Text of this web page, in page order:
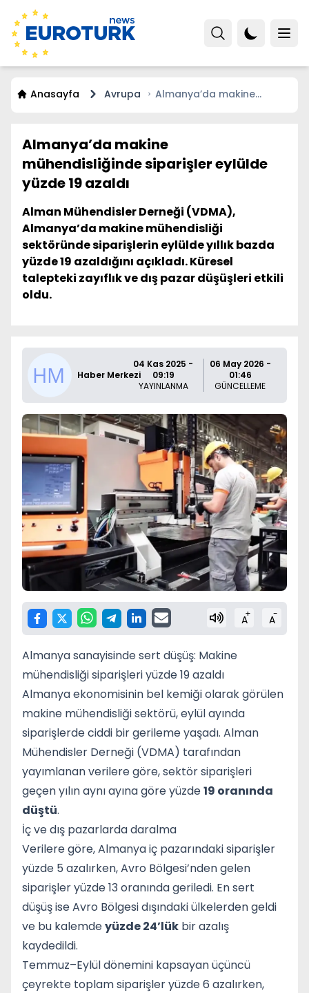
Anasayfa Avrupa
Almanya’da makine
Almanya’da makine
mühendisliğinde siparişler eylülde
yüzde 19 azaldı
Alman Mühendisler Derneği (VDMA),
Almanya’da makine mühendisliği
sektöründe siparişlerin eylülde yıllık bazda
yüzde 19 azaldığını açıkladı. Küresel
talepteki zayıflık ve dış pazar düşüşleri etkili
oldu.
Haber Merkezi
04 Kas 2025 -
09:19
YAYINLANMA
06 May 2026 -
01:46
GÜNCELLEME
A+ A-
Almanya sanayisinde sert düşüş: Makine
mühendisliği siparişleri yüzde 19 azaldı
Almanya ekonomisinin bel kemiği olarak görülen
makine mühendisliği sektörü, eylül ayında
siparişlerde ciddi bir gerileme yaşadı. Alman
Mühendisler Derneği (VDMA) tarafından
yayımlanan verilere göre, sektör siparişleri
geçen yılın aynı ayına göre yüzde19 oranında
düştü.
İç ve dış pazarlarda daralma
Verilere göre, Almanya iç pazarındaki siparişler
yüzde 5 azalırken, Avro Bölgesi’nden gelen
siparişler yüzde 13 oranında geriledi. En sert
düşüş ise Avro Bölgesi dışındaki ülkelerden geldi
ve bu kalemdeyüzde 24’lük bir azalış
kaydedildi.
Temmuz–Eylül dönemini kapsayan üçüncü
çeyrekte toplam siparişler yüzde 6 azalırken,